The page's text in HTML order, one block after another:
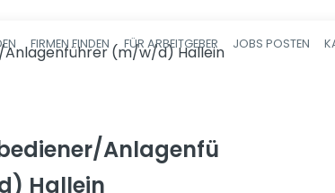
Haupt-
FIRMEN FINDEN FÜR ARBEITGEBER JOBS POSTEN
(m/w/d) Hallein
Anlagenfü
Hallein